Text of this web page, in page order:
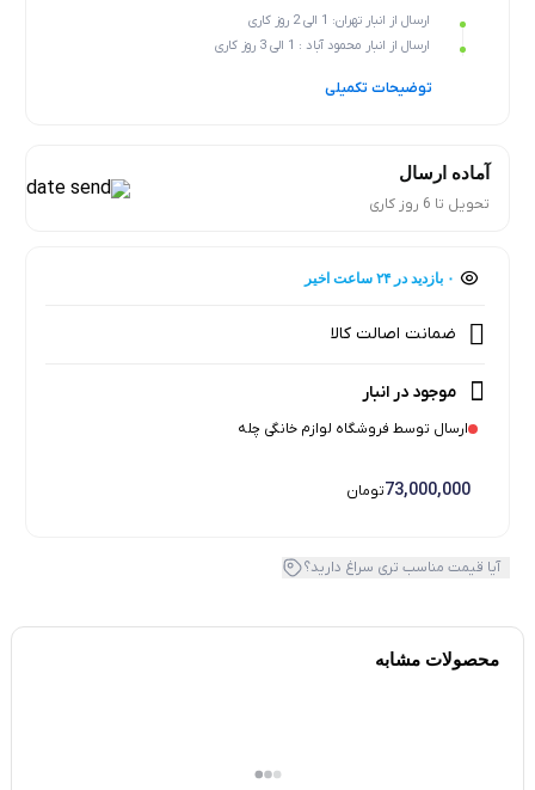
ارسال از انبار تهران: 1 الی 2 روز کاری
ارسال از انبار محمود آباد : 1 الی 3 روز کاری
توضیحات تکمیلی
آماده ارسال
تحویل تا 6 روز کاری
۰ بازدید در ۲۴ ساعت اخیر
ضمانت اصالت کالا
موجود در انبار
ارسال توسط فروشگاه لوازم خانگی چله
73,000,000تومان
آیا قیمت مناسب تری سراغ دارید؟
محصولات مشابه